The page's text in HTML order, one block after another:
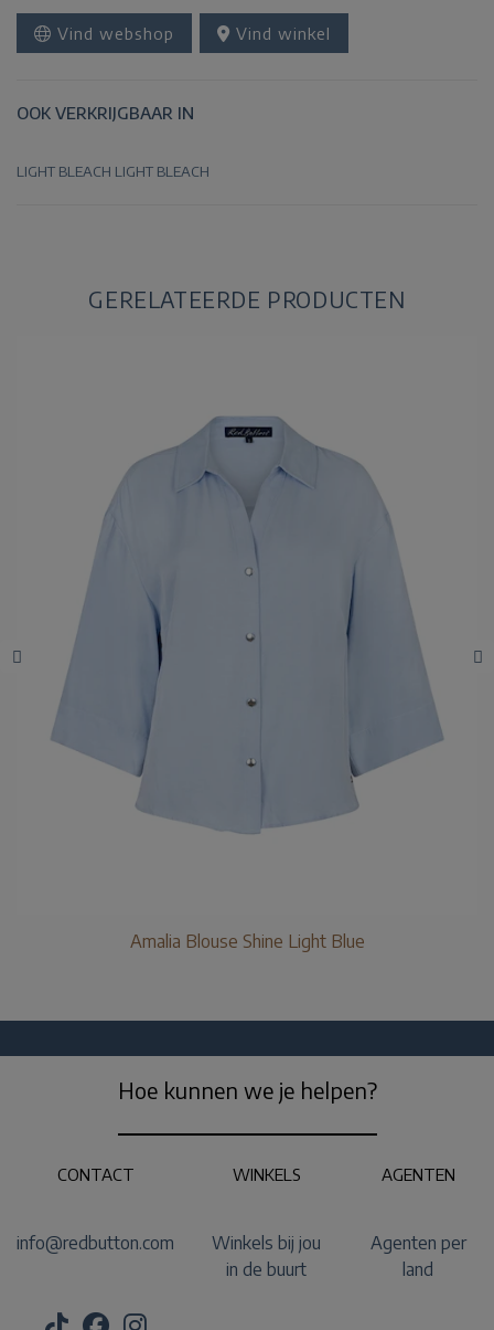
Vind webshop Vind winkel
OOK VERKRIJGBAAR IN
LIGHT BLEACH LIGHT BLEACH
GERELATEERDE PRODUCTEN
Amalia Blouse Shine Light Blue
Hoe kunnen we je helpen?
CONTACT
info@redbutton.com
WINKELS
Winkels bij jou
in de buurt
AGENTEN
Agenten per
land